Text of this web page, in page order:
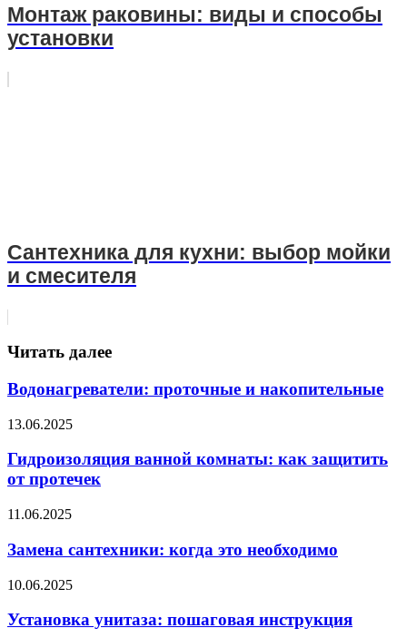
Монтаж раковины: виды и способы
установки
Сантехника для кухни: выбор мойки
и смесителя
Читать далее
Водонагреватели: проточные и накопительные
13.06.2025
Гидроизоляция ванной комнаты: как защитить
от протечек
11.06.2025
Замена сантехники: когда это необходимо
10.06.2025
Установка унитаза: пошаговая инструкция